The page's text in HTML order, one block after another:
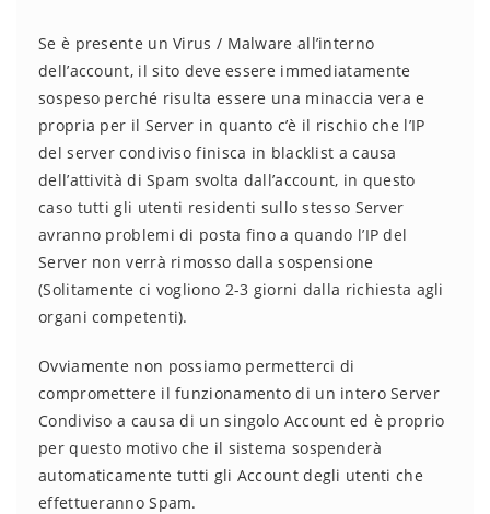
Se è presente un Virus / Malware all’interno
dell’account, il sito deve essere immediatamente
sospeso perché risulta essere una minaccia vera e
propria per il Server in quanto c’è il rischio che l’IP
del server condiviso finisca in blacklist a causa
dell’attività di Spam svolta dall’account, in questo
caso tutti gli utenti residenti sullo stesso Server
avranno problemi di posta fino a quando l’IP del
Server non verrà rimosso dalla sospensione
(Solitamente ci vogliono 2-3 giorni dalla richiesta agli
organi competenti).
Ovviamente non possiamo permetterci di
compromettere il funzionamento di un intero Server
Condiviso a causa di un singolo Account ed è proprio
per questo motivo che il sistema sospenderà
automaticamente tutti gli Account degli utenti che
effettueranno Spam.